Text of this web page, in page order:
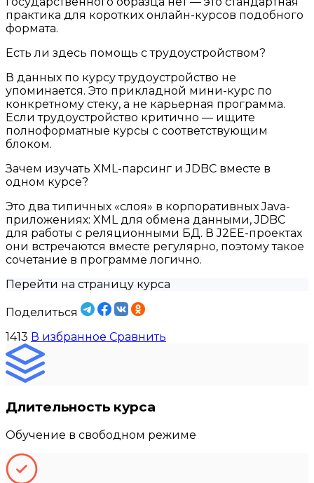
практика для коротких онлайн-курсов подобного
формата.
Есть ли здесь помощь с трудоустройством?
В данных по курсу трудоустройство не
упоминается. Это прикладной мини-курс по
конкретному стеку, а не карьерная программа.
Если трудоустройство критично — ищите
полноформатные курсы с соответствующим
блоком.
Зачем изучать XML-парсинг и JDBC вместе в
одном курсе?
Это два типичных «слоя» в корпоративных Java-
приложениях: XML для обмена данными, JDBC
для работы с реляционными БД. В J2EE-проектах
они встречаются вместе регулярно, поэтому такое
сочетание в программе логично.
Перейти на страницу курса
Поделиться
1413 В избранное Сравнить
Длительность курса
Обучение в свободном режиме